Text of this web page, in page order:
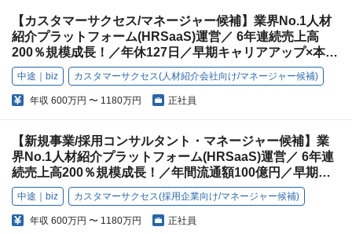
【カスタマーサクセス/マネージャー候補】業界No.1人材
紹介プラットフォーム(HRSaaS)運営／ 6年連続売上高
200％規模成長！／年休127日／早期キャリアアップ×本質
的価値提供
中途｜biz カスタマーサクセス(人材紹介会社向け/マネージャー候補)
年収 600万円 〜 1180万円 正社員
【新規事業/採用コンサルタント・マネージャー候補】業
界No.1人材紹介プラットフォーム(HRSaaS)運営／ 6年連
続売上高200％規模成長！／年間流通額100億円／早期キ
ャリアアップ×本質的価値提供
中途｜biz カスタマーサクセス(採用企業向け/マネージャー候補)
年収 600万円 〜 1180万円 正社員